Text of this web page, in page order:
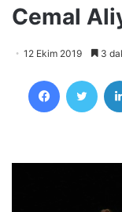
Cemal
12 Ekim 2019 3
Facebook